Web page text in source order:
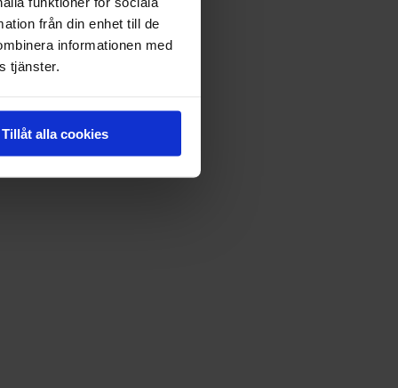
från din enhet till de
informationen med
tjänster.
Tillåt alla cookies